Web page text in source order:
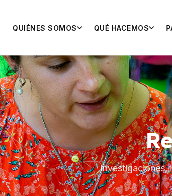
QUIÉNES SOMOS QUÉ HACEMOS
Investigaciones,